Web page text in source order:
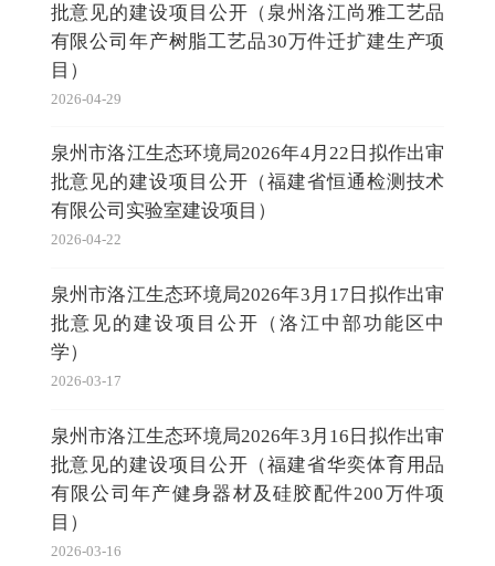
批意见的建设项目公开（泉州洛江尚雅工艺品
有限公司年产树脂工艺品30万件迁扩建生产项
目）
2026-04-29
泉州市洛江生态环境局2026年4月22日拟作出审
批意见的建设项目公开（福建省恒通检测技术
有限公司实验室建设项目）
2026-04-22
泉州市洛江生态环境局2026年3月17日拟作出审
批意见的建设项目公开（洛江中部功能区中
学）
2026-03-17
泉州市洛江生态环境局2026年3月16日拟作出审
批意见的建设项目公开（福建省华奕体育用品
有限公司年产健身器材及硅胶配件200万件项
目）
2026-03-16